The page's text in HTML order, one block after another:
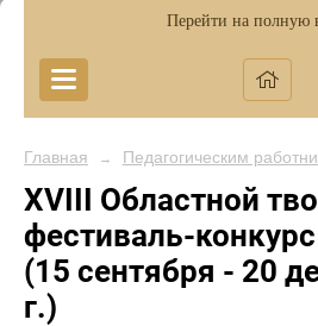
Перейти на полную
Главная → Педагогическим
XVIII Областной
фестиваль-
(15 сентября - 20
г.)